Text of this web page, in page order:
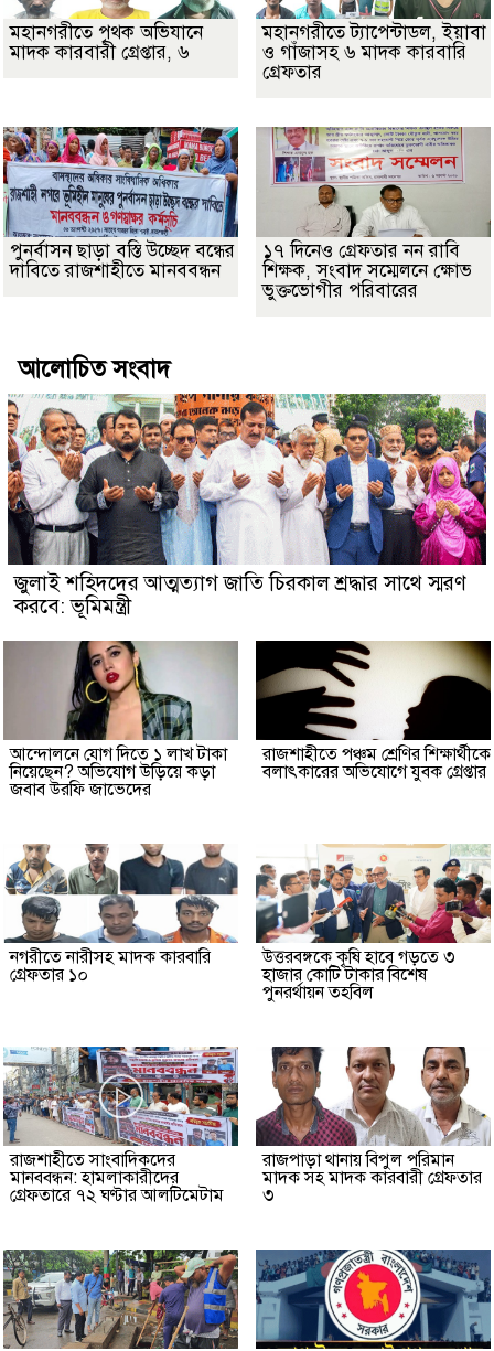
মহানগরীতে পৃথক অভিযানে
মাদক কারবারী গ্রেপ্তার, ৬
মহানগরীতে ট্যাপেন্টাডল, ইয়াবা
ও গাঁজাসহ ৬ মাদক কারবারি
গ্রেফতার
পুনর্বাসন ছাড়া বস্তি উচ্ছেদ বন্ধের
দাবিতে রাজশাহীতে মানববন্ধন
১৭ দিনেও গ্রেফতার নন রাবি
শিক্ষক, সংবাদ সম্মেলনে ক্ষোভ
ভুক্তভোগীর পরিবারের
আলোচিত সংবাদ
জুলাই শহিদদের আত্মত্যাগ জাতি চিরকাল শ্রদ্ধার সাথে স্মরণ
করবে: ভূমিমন্ত্রী
আন্দোলনে যোগ দিতে ১ লাখ টাকা
নিয়েছেন? অভিযোগ উড়িয়ে কড়া
জবাব উরফি জাভেদের
রাজশাহীতে পঞ্চম শ্রেণির শিক্ষার্থীকে
বলাৎকারের অভিযোগে যুবক গ্রেপ্তার
নগরীতে নারীসহ মাদক কারবারি
গ্রেফতার ১০
উত্তরবঙ্গকে কৃষি হাবে গড়তে ৩
হাজার কোটি টাকার বিশেষ
পুনরর্থায়ন তহবিল
রাজশাহীতে সাংবাদিকদের
মানববন্ধন: হামলাকারীদের
গ্রেফতারে ৭২ ঘণ্টার আলটিমেটাম
রাজপাড়া থানায় বিপুল পরিমান
মাদক সহ মাদক কারবারী গ্রেফতার
৩